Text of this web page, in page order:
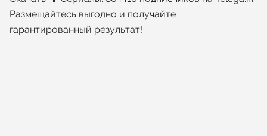
Размещайтесь выгодно и получайте
гарантированный результат!